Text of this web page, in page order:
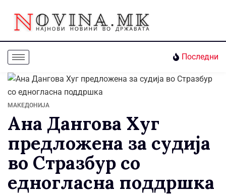
Последни
МАКЕДОНИЈА
Ана Дангова Хуг
предложена за судија
во Стразбур со
едногласна поддршка